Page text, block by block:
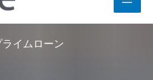
イムローン